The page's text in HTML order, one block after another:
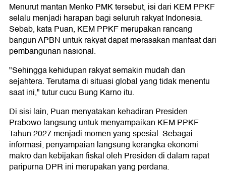
Menurut mantan Menko PMK tersebut, isi dari KEM PPKF
selalu menjadi harapan bagi seluruh rakyat Indonesia.
Sebab, kata Puan, KEM PPKF merupakan rancang
bangun APBN untuk rakyat dapat merasakan manfaat dari
pembangunan nasional.
"Sehingga kehidupan rakyat semakin mudah dan
sejahtera. Terutama di situasi global yang tidak menentu
saat ini," tutur cucu Bung Karno itu.
Di sisi lain, Puan menyatakan kehadiran Presiden
Prabowo langsung untuk menyampaikan KEM PPKF
Tahun 2027 menjadi momen yang spesial. Sebagai
informasi, penyampaian langsung kerangka ekonomi
makro dan kebijakan fiskal oleh Presiden di dalam rapat
paripurna DPR ini merupakan yang perdana.